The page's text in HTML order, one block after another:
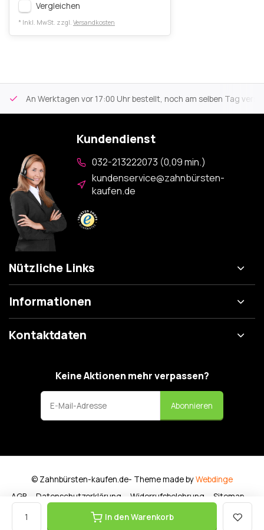
In den Warenkorb
Vergleichen
* Inkl. MwSt. zzgl. Versandkosten
An Werktagen vor 17:00 Uhr bestellt, noch am selben Tag
Kundendienst
032-213222073 (0,09 min.)
kundenservice@zahnbürsten-
kaufen.de
Nützliche Links
Informationen
Kontaktdaten
Keine Aktionen mehr verpassen?
Abonnieren
AGB Datenschutzerklärung Widerrufsbelehrung Sitemap
© Zahnbürsten-kaufen.de- Theme made byWebdinge